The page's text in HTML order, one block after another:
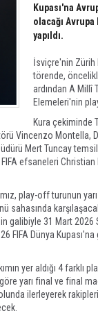
Kupası'na
olacağı
yapıldı.
İsviçre'nin Zürih
törende,
ardından A Millî
Elemeleri'nin
Kura çekiminde
Vincenzo Montella,
Mert Tuncay
efsaneleri
play-off turunun
sahasında
31 Mart 2026
FIFA Dünya
yer aldığı 4 farklı
yarı final ve final
ilerleyerek